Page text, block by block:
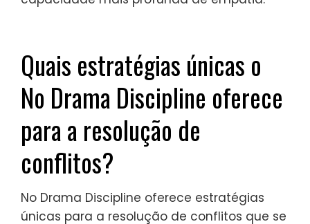
único do No Drama Discipline reside em seu
crescimento emocional. Como resultado, as
crianças desenvolvem habilidades
interpessoais mais fortes e uma
capacidade mais profunda de empatia.